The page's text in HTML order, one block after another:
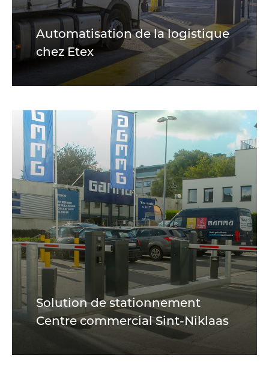
Automatisation de la logistique
chez Etex
Solution de stationnement
Centre commercial Sint-Niklaas